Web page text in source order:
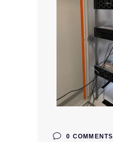
0 COMMENTS